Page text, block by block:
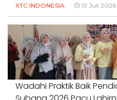
XTC INDONESIA 13 Juli 2026
Wadahi Praktik Baik